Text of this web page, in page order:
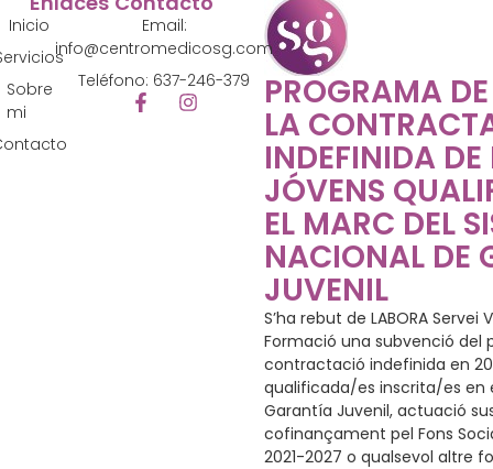
PROGRAMA
LA
INDEFINIDA DE
JÓVENS
EL MARC DEL
NACIONAL DE
JUVENIL
S’ha rebut de LABORA Servei
Formació una subvenció del
contractació indefinida en
qualificada/es inscrita/es en
Garantía Juvenil, actuació
cofinançament pel Fons
2021-2027 o qualsevol altre
Inicio
Sobre
mi
Email:
info@centromedicosg.com
Teléfono: 637-246-379